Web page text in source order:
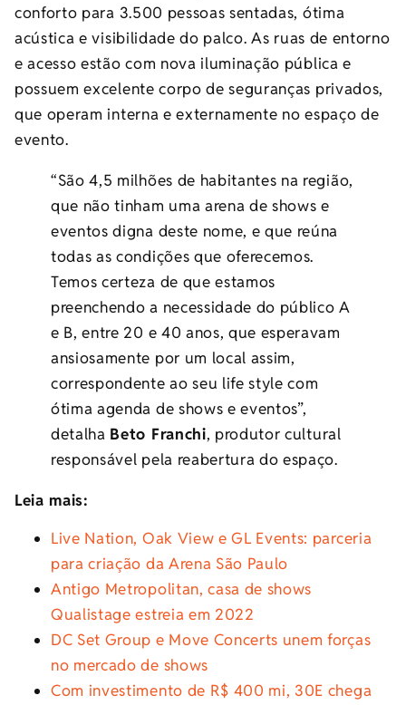
conforto para 3.500 pessoas sentadas, ótima
acústica e visibilidade do palco. As ruas de entorno
e acesso estão com nova iluminação pública e
possuem excelente corpo de seguranças privados,
que operam interna e externamente no espaço de
evento.
“São 4,5 milhões de habitantes na região,
que não tinham uma arena de shows e
eventos digna deste nome, e que reúna
todas as condições que oferecemos.
Temos certeza de que estamos
preenchendo a necessidade do público A
e B, entre 20 e 40 anos, que esperavam
ansiosamente por um local assim,
correspondente ao seu life style com
ótima agenda de shows e eventos”,
detalha Beto Franchi, produtor cultural
responsável pela reabertura do espaço.
Leia mais:
Live Nation, Oak View e GL Events: parceria
para criação da Arena São Paulo
Antigo Metropolitan, casa de shows
Qualistage estreia em 2022
DC Set Group e Move Concerts unem forças
no mercado de shows
Com investimento de R$ 400 mi, 30E chega